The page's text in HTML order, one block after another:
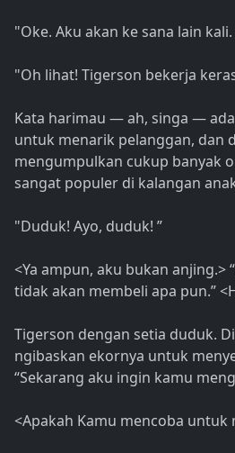
"Oke. Aku akan ke sana lain kali.
"Oh lihat! Tigerson bekerja
Kata harimau — ah, singa —
untuk menarik pelanggan, dan
mengumpulkan cukup banyak
sangat populer di kalangan
"Duduk! Ayo, duduk! ”
<Ya ampun, aku bukan anjing.>
tidak akan membeli apa pun.”
Tigerson dengan setia duduk.
ngibaskan ekornya untuk
“Sekarang aku ingin kamu
<Apakah Kamu mencoba untuk